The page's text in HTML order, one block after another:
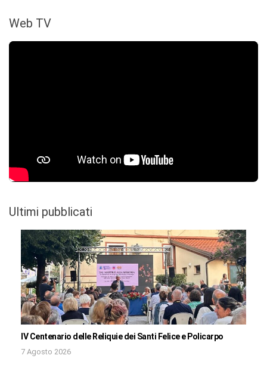
Web TV
Ultimi pubblicati
IV Centenario delle Reliquie dei Santi Felice e Policarpo
7 Agosto 2026